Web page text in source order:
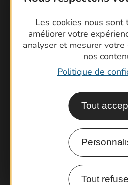
Les cookies nous sont
améliorer votre
analyser et mesurer
nos
Politique de
Tout
Tout
Randonnée en
Foire aux
Cartoguides et
Latitude